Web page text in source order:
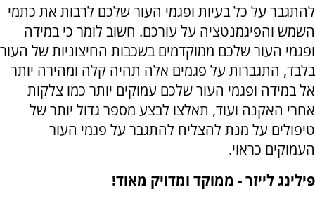
להתגבר על כל בעיות ופגמי העור שלכם לרבות את כתמי
השמש והפיגמנטציה על עורכם. חשוב לומר כי במידה
ופגמי העור שלכם ממוקדמים בשכבות החיצוניות של העור
בלבד, התגברות על פגמים אלה תהיה קלה ומהירה יותר
אל במידה ופגמי העור שלכם עמוקים יותר כמו צלקות
אחרי האקנה ועוד, תאלצו לבצע מספר גדול יותר של
טיפולים על מנת להצליח להתגבר על פגמי העור
העמוקים כראוי.
פילינג לייזר - ממוקד ומדויק מאוד!